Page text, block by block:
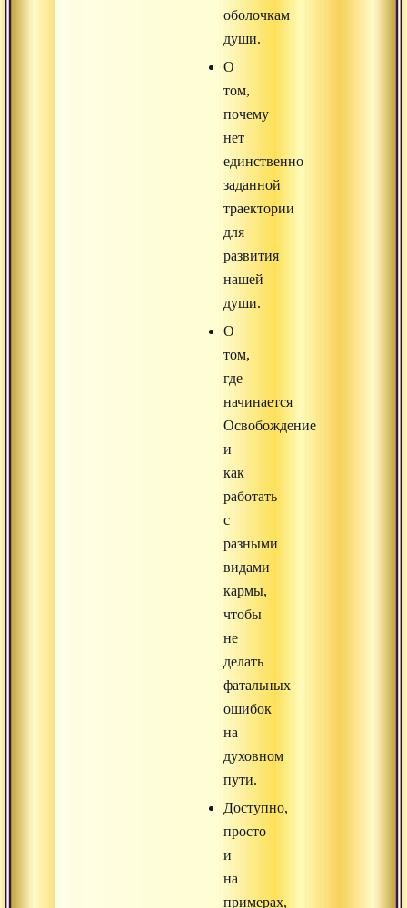
оболочкам
души.
О
том,
почему
нет
единственно
заданной
траектории
для
развития
нашей
души.
О
том,
где
начинается
Освобождение
и
как
работать
с
разными
видами
кармы,
чтобы
не
делать
фатальных
ошибок
на
духовном
пути.
Доступно,
просто
и
на
примерах,